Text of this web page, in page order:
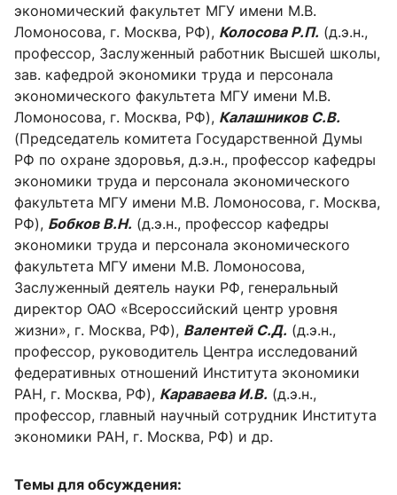
экономический факультет МГУ имени М.В.
Ломоносова, г. Москва, РФ), Колосова Р.П. (д.э.н.,
профессор, Заслуженный работник Высшей школы,
зав. кафедрой экономики труда и персонала
экономического факультета МГУ имени М.В.
Ломоносова, г. Москва, РФ), Калашников С.В.
(Председатель комитета Государственной Думы
РФ по охране здоровья, д.э.н., профессор кафедры
экономики труда и персонала экономического
факультета МГУ имени М.В. Ломоносова, г. Москва,
РФ), Бобков В.Н. (д.э.н., профессор кафедры
экономики труда и персонала экономического
факультета МГУ имени М.В. Ломоносова,
Заслуженный деятель науки РФ, генеральный
директор ОАО «Всероссийский центр уровня
жизни», г. Москва, РФ), Валентей С.Д. (д.э.н.,
профессор, руководитель Центра исследований
федеративных отношений Института экономики
РАН, г. Москва, РФ), Караваева И.В. (д.э.н.,
профессор, главный научный сотрудник Института
экономики РАН, г. Москва, РФ) и др.
Темы для обсуждения: